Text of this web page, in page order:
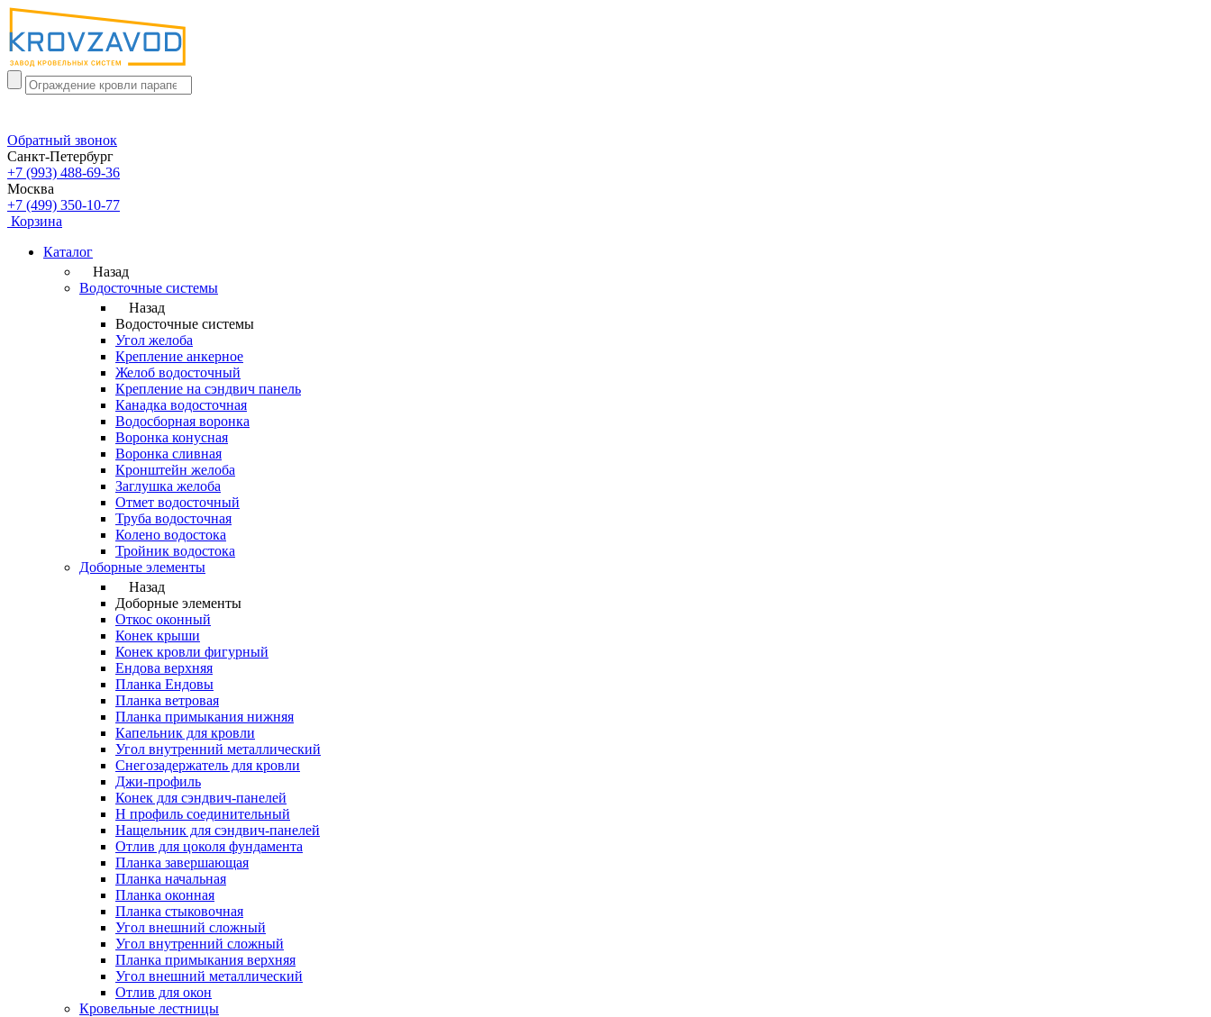
Обратный звонок
Санкт-Петербург
+7 (993) 488-69-36
Москва
+7 (499) 350-10-77
Корзина
Каталог
Назад
Водосточные системы
Назад
Водосточные системы
Угол желоба
Крепление анкерное
Желоб водосточный
Крепление на сэндвич панель
Канадка водосточная
Водосборная воронка
Воронка конусная
Воронка сливная
Кронштейн желоба
Заглушка желоба
Отмет водосточный
Труба водосточная
Колено водостока
Тройник водостока
Доборные элементы
Назад
Доборные элементы
Откос оконный
Конек крыши
Конек кровли фигурный
Ендова верхняя
Планка Ендовы
Планка ветровая
Планка примыкания нижняя
Капельник для кровли
Угол внутренний металлический
Снегозадержатель для кровли
Джи-профиль
Конек для сэндвич-панелей
Н профиль соединительный
Нащельник для сэндвич-панелей
Отлив для цоколя фундамента
Планка завершающая
Планка начальная
Планка оконная
Планка стыковочная
Угол внешний сложный
Угол внутренний сложный
Планка примыкания верхняя
Угол внешний металлический
Отлив для окон
Кровельные лестницы